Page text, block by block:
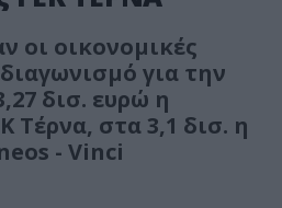
οι οικονομικές
για την
δισ. ευρώ η
Τέρνα, στα 3,1 δισ. η
- Vinci